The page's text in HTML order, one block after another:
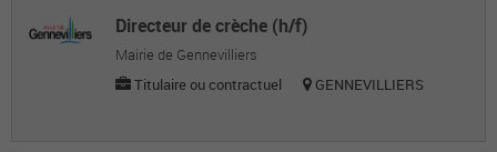
Alain B.
Chef de service adjoint
Directeur de crèche (h/f)
Mairie de Gennevilliers
Titulaire ou contractuel
GENNEVILLIERS